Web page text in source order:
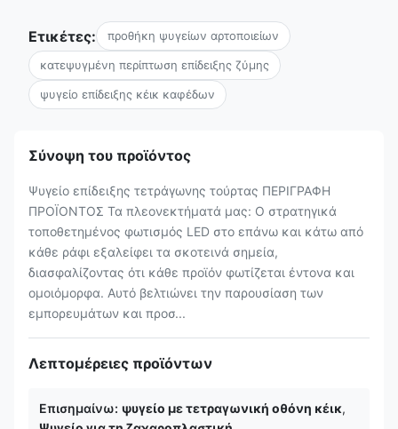
Ετικέτες: προθήκη ψυγείων αρτοποιείων
κατεψυγμένη περίπτωση επίδειξης ζύμης
ψυγείο επίδειξης κέικ καφέδων
Σύνοψη του προϊόντος
Ψυγείο επίδειξης τετράγωνης τούρτας ΠΕΡΙΓΡΑΦΗ
ΠΡΟΪΟΝΤΟΣ Τα πλεονεκτήματά μας: Ο στρατηγικά
τοποθετημένος φωτισμός LED στο επάνω και κάτω από
κάθε ράφι εξαλείφει τα σκοτεινά σημεία,
διασφαλίζοντας ότι κάθε προϊόν φωτίζεται έντονα και
ομοιόμορφα. Αυτό βελτιώνει την παρουσίαση των
εμπορευμάτων και προσ...
Λεπτομέρειες προϊόντων
Επισημαίνω: ψυγείο με τετραγωνική οθόνη κέικ,